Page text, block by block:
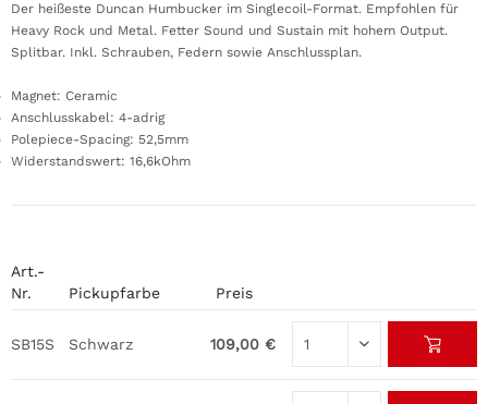
Art.-
Nr.
Pickupfarbe Preis
SB15S Schwarz 109,00 €
Der heißeste Duncan Humbucker im Singlecoil-Format. Empfohlen für
Heavy Rock und Metal. Fetter Sound und Sustain mit hohem Output.
Splitbar. Inkl. Schrauben, Federn sowie Anschlussplan.
Magnet: Ceramic
Anschlusskabel: 4-adrig
Polepiece-Spacing: 52,5mm
Widerstandswert: 16,6kOhm